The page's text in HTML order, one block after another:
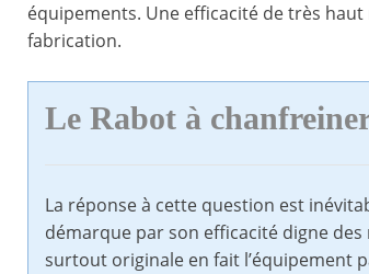
équipements. Une efficacité de très
fabrication.
Le Rabot à
La réponse à cette question est
démarque par son efficacité digne
surtout originale en fait l’équipement